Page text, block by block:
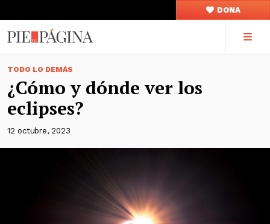
DONA
TODO LO DEMÁS
¿Cómo y dónde ver los
eclipses?
12 octubre, 2023